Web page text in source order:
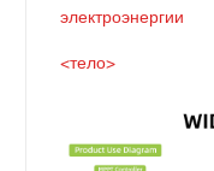
электроэнергии
<тело>